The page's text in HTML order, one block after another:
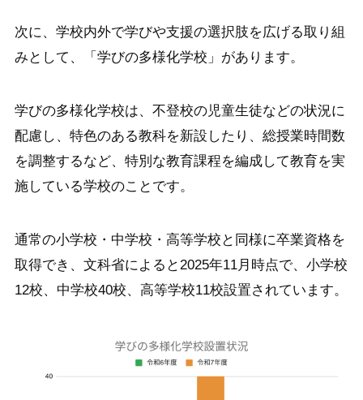
次に、学校内外で学びや支援の選択肢を広げる取り組
みとして、「学びの多様化学校」があります。
学びの多様化学校は、不登校の児童生徒などの状況に
配慮し、特色のある教科を新設したり、総授業時間数
を調整するなど、特別な教育課程を編成して教育を実
施している学校のことです。
通常の小学校・中学校・高等学校と同様に卒業資格を
取得でき、文科省によると2025年11月時点で、小学校
12校、中学校40校、高等学校11校設置されています。